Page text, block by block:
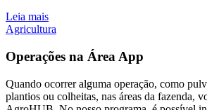
Leia mais
Agricultura
Operações na Área App
Quando ocorrer alguma operação, como
plantios ou colheitas, nas áreas da fazenda,